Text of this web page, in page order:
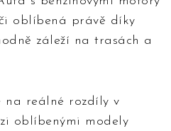
oblíbená právě díky
záleží na trasách a
na reálné rozdíly v
oblíbenými modely